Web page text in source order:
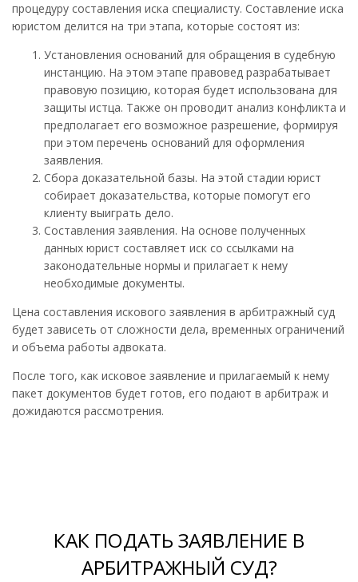
процедуру составления иска специалисту. Составление иска
юристом делится на три этапа, которые состоят из:
Установления оснований для обращения в судебную
инстанцию. На этом этапе правовед разрабатывает
правовую позицию, которая будет использована для
защиты истца. Также он проводит анализ конфликта и
предполагает его возможное разрешение, формируя
при этом перечень оснований для оформления
заявления.
Сбора доказательной базы. На этой стадии юрист
собирает доказательства, которые помогут его
клиенту выиграть дело.
Составления заявления. На основе полученных
данных юрист составляет иск со ссылками на
законодательные нормы и прилагает к нему
необходимые документы.
Цена составления искового заявления в арбитражный суд
будет зависеть от сложности дела, временных ограничений
и объема работы адвоката.
После того, как исковое заявление и прилагаемый к нему
пакет документов будет готов, его подают в арбитраж и
дожидаются рассмотрения.
КАК ПОДАТЬ ЗАЯВЛЕНИЕ В
АРБИТРАЖНЫЙ СУД?